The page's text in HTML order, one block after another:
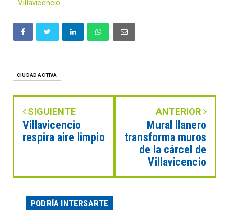
Villavicencio
CIUDAD ACTIVA
SIGUIENTE
Villavicencio
respira aire limpio
ANTERIOR
Mural llanero
transforma muros
de la cárcel de
Villavicencio
PODRÍA INTERSARTE